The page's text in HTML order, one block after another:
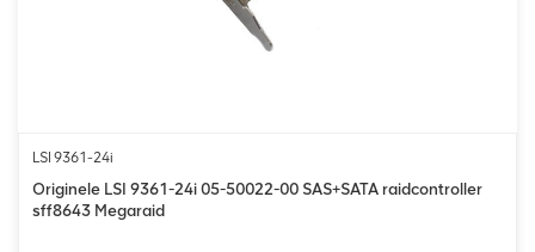
LSI 9361-24i
Originele LSI 9361-24i 05-50022-00 SAS+SATA raidcontroller
sff8643 Megaraid